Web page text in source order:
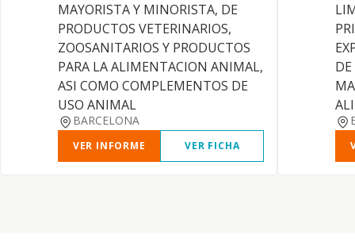
MAYORISTA Y MINORISTA, DE
PRODUCTOS VETERINARIOS,
ZOOSANITARIOS Y PRODUCTOS
PARA LA ALIMENTACION ANIMAL,
ASI COMO COMPLEMENTOS DE
USO ANIMAL
BARCELONA
VER INFORME VER FICHA